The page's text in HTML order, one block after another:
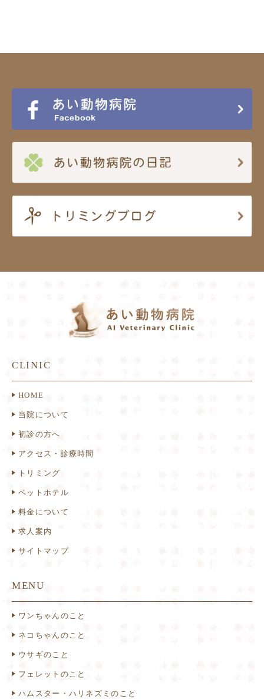
CLINIC
HOME
当院について
初診の方へ
アクセス・診療時間
トリミング
ペットホテル
料金について
求人案内
サイトマップ
MENU
ワンちゃんのこと
ネコちゃんのこと
ウサギのこと
フェレットのこと
ハムスター・ハリネズミのこと